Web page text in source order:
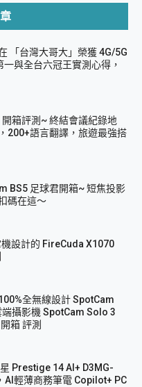
「台灣大哥大」榮獲 4G/5G
與全台六冠王實測心得，
開箱評測~ 終結會議紀錄地
200+語言翻譯，旅遊最強搭
BS5 足球君開箱~ 短焦投影
碼在這～
設計的 FireCuda X1070
全無線設計 SpotCam
攝影機 SpotCam Solo 3
箱 評測
Prestige 14 AI+ D3MG-
AI輕薄商務筆電 Copilot+ PC